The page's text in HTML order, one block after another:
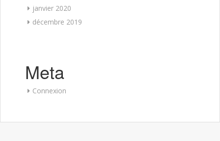
janvier 2020
décembre 2019
Meta
Connexion